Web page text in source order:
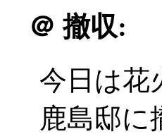
＠ 撤収:
今日は花
鹿島邸に